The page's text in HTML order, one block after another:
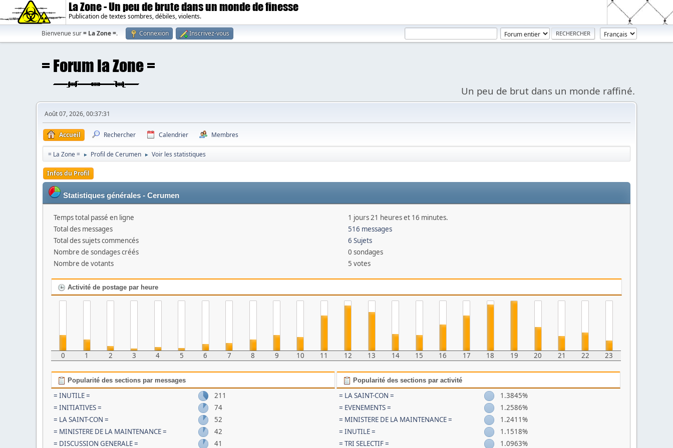
La Zone - Un peu de brute dans un monde de finesse
Publication de textes sombres, débiles, violents.
Bienvenue sur= La Zone =. Connexion Inscrivez-vous
Un peu de brut dans un monde raffiné.
Août 07, 2026, 00:37:31
Accueil Rechercher Calendrier Membres
= La Zone = ► Profil de Cerumen ► Voir les statistiques
Infos du Profil
Statistiques générales - Cerumen
Temps total passé en ligne
1 jours 21 heures et 16 minutes.
Total des messages
516 messages
Total des sujets commencés
6 Sujets
Nombre de sondages créés
0 sondages
Nombre de votants
5 votes
Activité de postage par heure
0 1 2 3 4 5 6 7 8 9 10 11 12 13 14 15 16 17 18 19 20 21 22 23
Popularité des sections par messages
= INUTILE =
211
= INITIATIVES =
74
= LA SAINT-CON =
52
= MINISTERE DE LA MAINTENANCE =
42
= DISCUSSION GENERALE =
41
Popularité des sections par activité
= LA SAINT-CON =
1.3845%
= EVENEMENTS =
1.2586%
= MINISTERE DE LA MAINTENANCE =
1.2411%
= INUTILE =
1.1518%
= TRI SELECTIF =
1.0963%